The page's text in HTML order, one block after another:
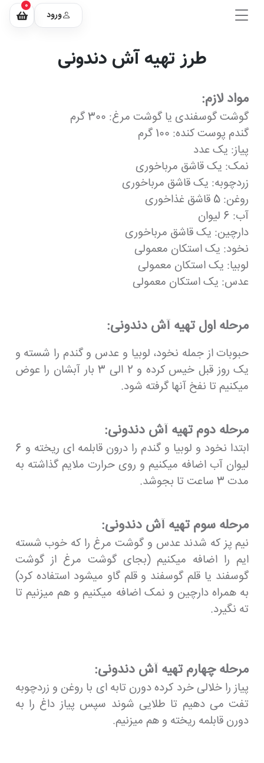
ورود
0
طرز تهیه آش دندونی
مواد لازم:
گوشت گوسفندی یا گوشت مرغ: 300 گرم
گندم پوست کنده: 100 گرم
پیاز: یک عدد
نمک: یک قاشق مرباخوری
زردچوبه: یک قاشق مرباخوری
روغن: 5 قاشق غذاخوری
آب: 6 لیوان
دارچین: یک قاشق مرباخوری
نخود: یک استکان معمولی
لوبیا: یک استکان معمولی
عدس: یک استکان معمولی
مرحله اول تهیه آش دندونی:
حبوبات از جمله نخود، لوبیا و عدس و گندم را شسته و
یک روز قبل خیس کرده و 2 الی 3 بار آبشان را عوض
میکنیم تا نفخ آنها گرفته شود.
مرحله دوم تهیه آش دندونی:
ابتدا نخود و لوبیا و گندم را درون قابلمه ای ریخته و 6
لیوان آب اضافه میکنیم و روی حرارت ملایم گذاشته به
مدت 3 ساعت تا بجوشد.
مرحله سوم تهیه آش دندونی:
نیم پز که شدند عدس و گوشت مرغ را که خوب شسته
ایم را اضافه میکنیم (بجای گوشت مرغ از گوشت
گوسفند یا قلم گوسفند و قلم گاو میشود استفاده کرد)
به همراه دارچین و نمک اضافه میکنیم و هم میزنیم تا
ته نگیرد.
مرحله چهارم تهیه آش دندونی:
پیاز را خلالی خرد کرده دورن تابه ای با روغن و زردچوبه
تفت می دهیم تا طلایی شوند سپس پیاز داغ را به
دورن قابلمه ریخته و هم میزنیم.